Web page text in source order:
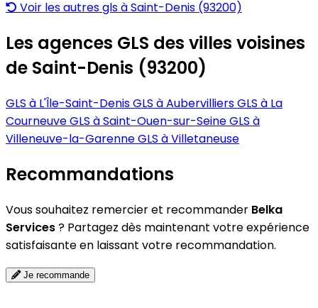
Voir les autres gls à Saint-Denis (93200)
Les agences GLS des villes voisines
de Saint-Denis (93200)
GLS à L'Île-Saint-DenisGLS à AubervilliersGLS à La
CourneuveGLS à Saint-Ouen-sur-SeineGLS à
Villeneuve-la-GarenneGLS à Villetaneuse
Recommandations
Vous souhaitez remercier et recommander Belka
Services? Partagez dès maintenant votre expérience
satisfaisante en laissant votre recommandation.
Je recommande